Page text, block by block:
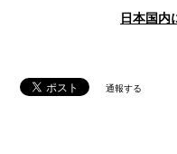
日本国内
通報する